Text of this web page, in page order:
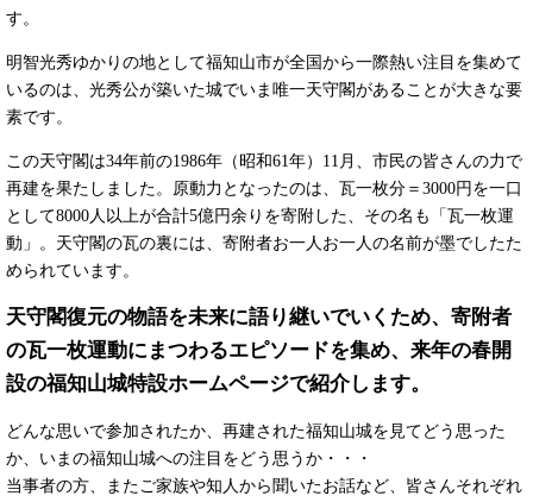
す。
明智光秀ゆかりの地として福知山市が全国から一際熱い注目を集めて
いるのは、光秀公が築いた城でいま唯一天守閣があることが大きな要
素です。
この天守閣は34年前の1986年（昭和61年）11月、市民の皆さんの力で
再建を果たしました。原動力となったのは、瓦一枚分＝3000円を一口
として8000人以上が合計5億円余りを寄附した、その名も「瓦一枚運
動」。天守閣の瓦の裏には、寄附者お一人お一人の名前が墨でしたた
められています。
天守閣復元の物語を未来に語り継いでいくため、寄附者
の瓦一枚運動にまつわるエピソードを集め、来年の春開
設の福知山城特設ホームページで紹介します。
どんな思いで参加されたか、再建された福知山城を見てどう思った
か、いまの福知山城への注目をどう思うか・・・
当事者の方、またご家族や知人から聞いたお話など、皆さんそれぞれ